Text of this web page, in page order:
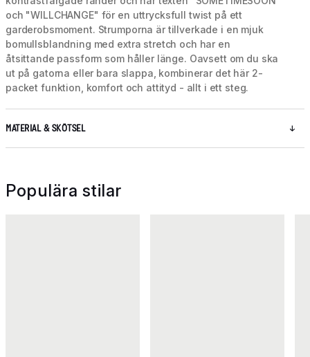
och "WILLCHANGE" för en uttrycksfull twist på ett
garderobsmoment. Strumporna är tillverkade i en mjuk
bomullsblandning med extra stretch och har en
åtsittande passform som håller länge. Oavsett om du ska
ut på gatorna eller bara slappa, kombinerar det här 2-
packet funktion, komfort och attityd - allt i ett steg.
MATERIAL & SKÖTSEL
Populära stilar